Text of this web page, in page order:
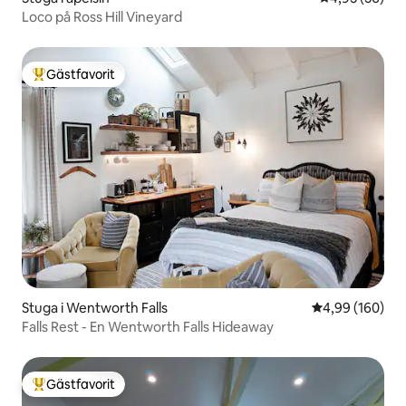
Loco på Ross Hill Vineyard
Populär gästfavorit
Gästfavorit
Stuga i Wentworth Falls 4,99 av 5 i
4,99 (160)
Falls Rest - En Wentworth Falls Hideaway
Populär gästfavorit
Gästfavorit